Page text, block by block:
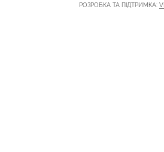
РОЗРОБКА ТА ПІДТРИМКА: